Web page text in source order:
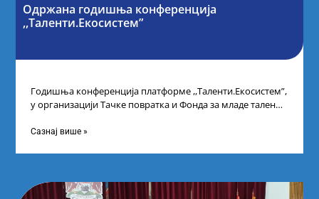
Одржана годишња конференција
,,Таленти.Екосистем”
Годишња конференција платформе ,,Таленти.Екосистем”,
у организацији Тачке повратка и Фонда за младе таленте
Сазнај више »